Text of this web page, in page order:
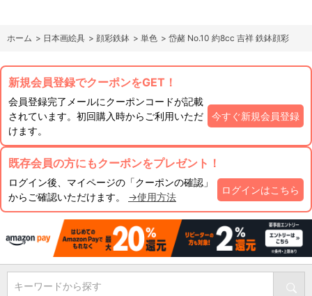
ホーム > 日本画絵具 > 顔彩鉄鉢 > 単色 > 岱赭 No.10 約8cc 吉祥 鉄鉢顔彩
新規会員登録でクーポンをGET！
会員登録完了メールにクーポンコードが記載
されています。初回購入時からご利用いただ
けます。
今すぐ新規会員登録
既存会員の方にもクーポンをプレゼント！
ログイン後、マイページの「クーポンの確認」
からご確認いただけます。 →使用方法
ログインはこちら
キーワードから探す